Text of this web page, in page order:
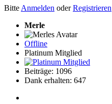
BitteAnmelden oderRegistrieren
Merle
Offline
Platinum Mitglied
Beiträge: 1096
Dank erhalten: 647